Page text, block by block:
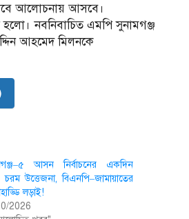
আলোচনায় আসবে।
নব‌নিবা‌চিত এম‌পি সুনামগঞ্জ
আহমেদ মিলনকে
আসন নির্বাচনের একদিন
উত্তেজনা, বিএনপি–জামায়াতের
লড়াই!
2026